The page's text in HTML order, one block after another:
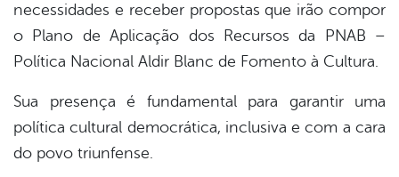
necessidades e receber propostas que irão compor
o Plano de Aplicação dos Recursos da PNAB –
Política Nacional Aldir Blanc de Fomento à Cultura.
Sua presença é fundamental para garantir uma
política cultural democrática, inclusiva e com a cara
do povo triunfense.